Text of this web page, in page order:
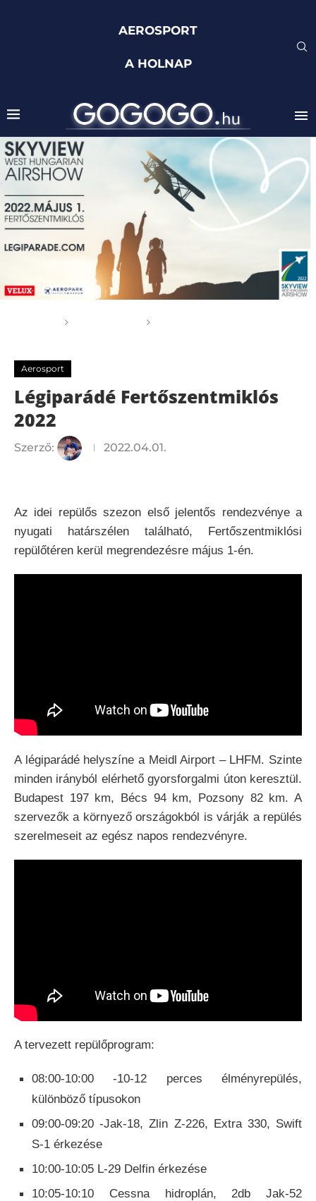
AEROSPORT
A HOLNAP
Aerosport
Légiparádé Fertőszentmiklós
2022
Szerző: 2022.04.01.
Az idei repülős szezon első jelentős rendezvénye a
nyugati határszélen található, Fertőszentmiklósi
repülőtéren kerül megrendezésre május 1-én.
A légiparádé helyszíne a Meidl Airport – LHFM. Szinte
minden irányból elérhető gyorsforgalmi úton keresztül.
Budapest 197 km, Bécs 94 km, Pozsony 82 km. A
szervezők a környező országokból is várják a repülés
szerelmeseit az egész napos rendezvényre.
A tervezett repülőprogram:
08:00-10:00 -10-12 perces élményrepülés,
különböző típusokon
​09:00-09:20 -Jak-18, Zlin Z-226, Extra 330, Swift
S-1 érkezése
10:00-10:05 L-29 Delfin érkezése
​10:05-10:10 Cessna hidroplán, 2db Jak-52